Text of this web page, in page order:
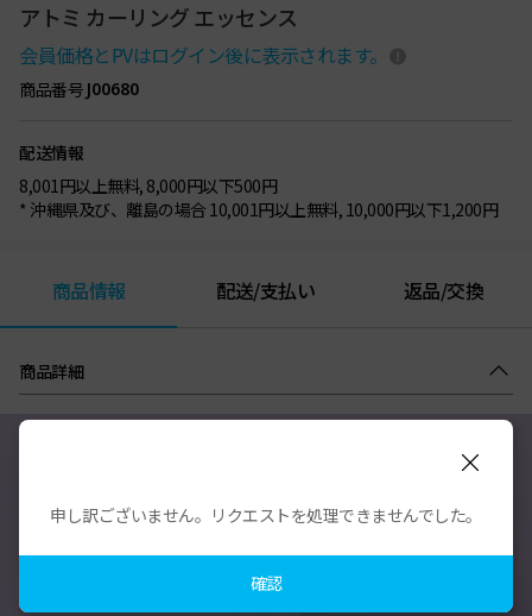
アトミ カーリング エッセンス
会員価格とPVはログイン後に表示されます。
商品番号 J00680
配送情報
8,001円以上無料, 8,000円以下500円
* 沖縄県及び、離島の場合 10,001円以上無料, 10,000円以下1,200円
商品情報 配送/支払い 返品/交換
商品詳細
アトミ カーリング
申し訳ございません。リクエストを処理できませんでした。
確認